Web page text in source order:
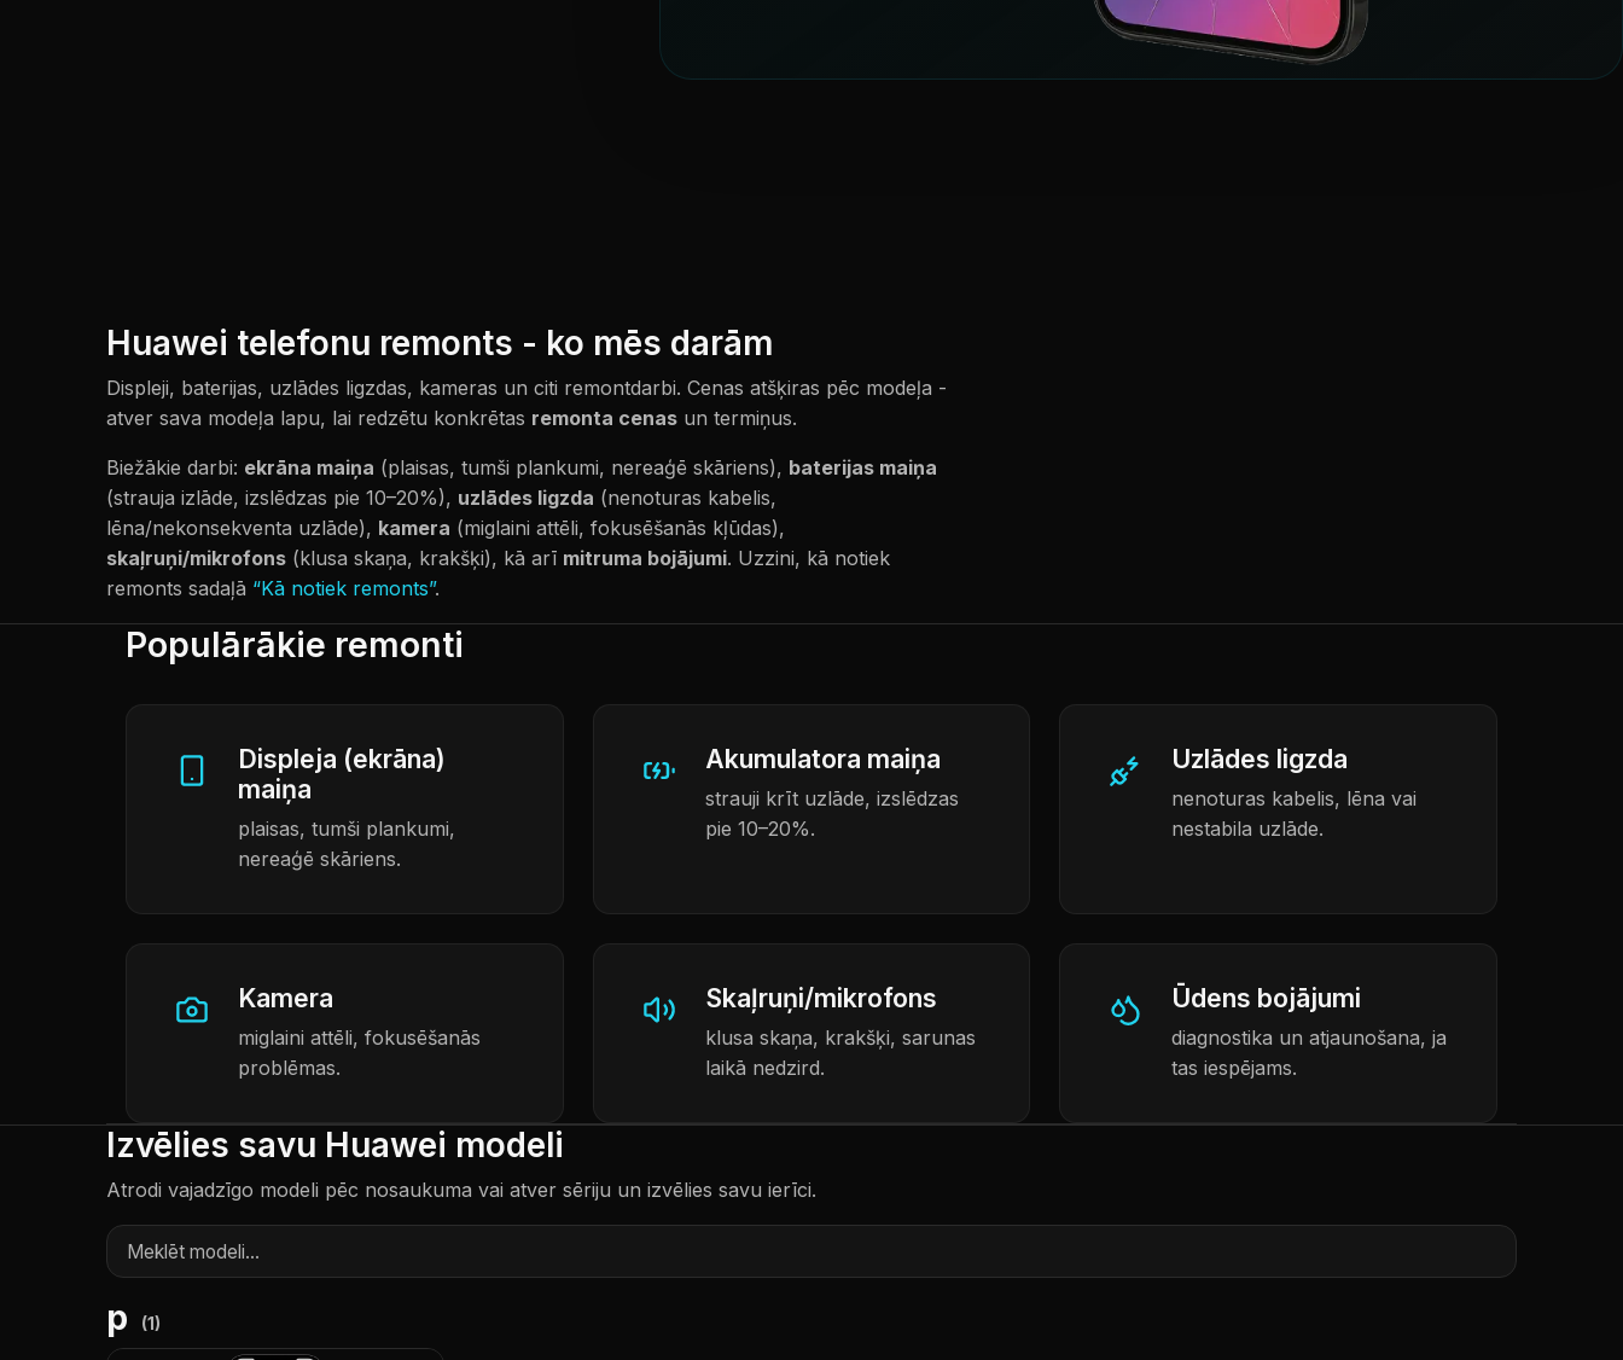
Huawei telefonu remonts - ko mēs darām
Displeji, baterijas, uzlādes ligzdas, kameras un citi remontdarbi. Cenas atšķiras pēc modeļa -
atver sava modeļa lapu, lai redzētu konkrētas remonta cenas un termiņus.
Biežākie darbi: ekrāna maiņa (plaisas, tumši plankumi, nereaģē skāriens), baterijas maiņa
(strauja izlāde, izslēdzas pie 10–20%), uzlādes ligzda (nenoturas kabelis,
lēna/nekonsekventa uzlāde), kamera (miglaini attēli, fokusēšanās kļūdas),
skaļruņi/mikrofons (klusa skaņa, krakšķi), kā arī mitruma bojājumi. Uzzini, kā notiek
remonts sadaļā “Kā notiek remonts”.
Populārākie remonti
Displeja (ekrāna)
maiņa
plaisas, tumši plankumi,
nereaģē skāriens.
Akumulatora maiņa
strauji krīt uzlāde, izslēdzas
pie 10–20%.
Uzlādes ligzda
nenoturas kabelis, lēna vai
nestabila uzlāde.
Kamera
miglaini attēli, fokusēšanās
problēmas.
Skaļruņi/mikrofons
klusa skaņa, krakšķi, sarunas
laikā nedzird.
Ūdens bojājumi
diagnostika un atjaunošana, ja
tas iespējams.
Izvēlies savu Huawei modeli
Atrodi vajadzīgo modeli pēc nosaukuma vai atver sēriju un izvēlies savu ierīci.
p (1)